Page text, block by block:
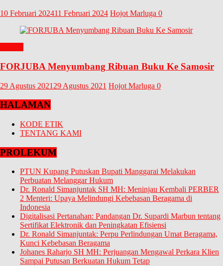
10 Februari 202411 Februari 2024 Hojot Marluga 0
FORJUBA Menyumbang Ribuan Buku Ke Samosir
29 Agustus 2021 29 Agustus 2021 Hojot Marluga 0
HALAMAN
KODE ETIK
TENTANG KAMI
PROLEKUM
PTUN Kupang Putuskan Bupati Manggarai Melakukan
Perbuatan Melanggar Hukum
Dr. Ronald Simanjuntak SH MH: Meninjau Kembali PERBER
2 Menteri: Upaya Melindungi Kebebasan Beragama di
Indonesia
Digitalisasi Pertanahan: Pandangan Dr. Supardi Marbun tentang
Sertifikat Elektronik dan Peningkatan Efisiensi
Dr. Ronald Simanjuntak: Perpu Perlindungan Umat Beragama,
Kunci Kebebasan Beragama
Johanes Raharjo SH MH: Perjuangan Mengawal Perkara Klien
Sampai Putusan Berkuatan Hukum Tetap